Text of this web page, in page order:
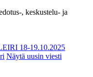
, keskustelu- ja
18-19.10.2025
Näytä uusin viesti